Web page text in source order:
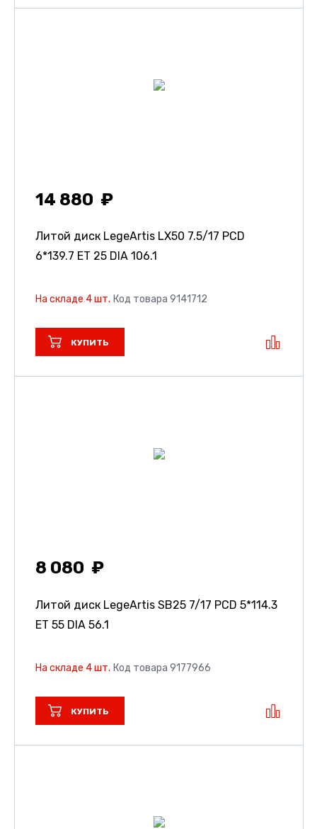
14 880
Литой диск LegeArtis LX50 7.5/17 PCD
6*139.7 ET 25 DIA 106.1
На складе 4 шт. Код товара 9141712
КУПИТЬ
8 080
Литой диск LegeArtis SB25 7/17 PCD 5*114.3
ET 55 DIA 56.1
На складе 4 шт. Код товара 9177966
КУПИТЬ